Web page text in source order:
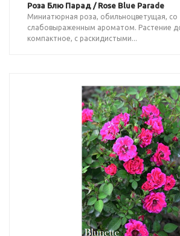
Роза Блю Парад / Rose Blue Parade
Миниатюрная роза, обильноцветущая, со
слабовыраженным ароматом. Растение
компактное, с раскидистыми...